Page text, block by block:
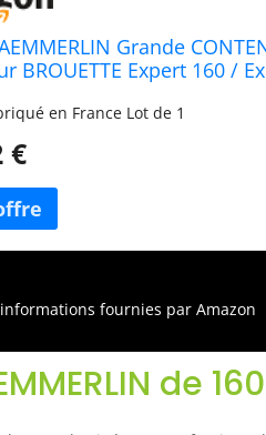
Grande
BROUETTE Expert 160 /
en France Lot de 1
€
fournies par Amazon
de